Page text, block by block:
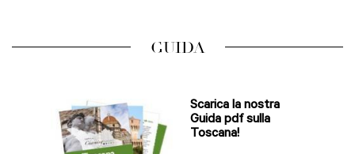
GUIDA
Scarica la nostra
Guida pdf sulla
Toscana!